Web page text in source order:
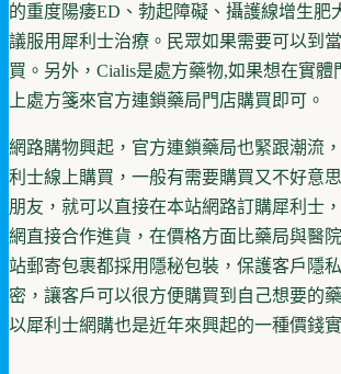
的重度陽痿ED、勃起障礙、攝護線增生肥
議服用犀利士治療。民眾如果需要可以到
買。另外，Cialis是處方藥物,如果想在實體
上處方箋來官方連鎖藥局門店購買即可。
網路購物興起，官方連鎖藥局也緊跟潮流
利士線上購買，一般有需要購買又不好意
朋友，就可以直接在本站網路訂購犀利士
網直接合作進貨，在價格方面比藥局與醫
站郵寄包裹都採用隱秘包裝，保護客戶隱
密，讓客戶可以很方便購買到自己想要的
以犀利士網購也是近年來興起的一種價錢